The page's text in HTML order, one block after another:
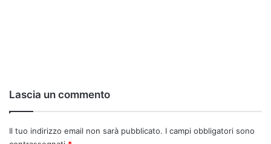
Lascia un commento
Il tuo indirizzo email non sarà pubblicato. I campi obbligatori sono